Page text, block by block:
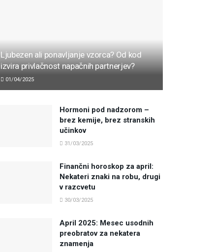
Ljubezen ali ponavljanje vzorca? Od kod
izvira privlačnost napačnih partnerjev?
01/04/2025
Hormoni pod nadzorom –
brez kemije, brez stranskih
učinkov
31/03/2025
Finančni horoskop za april:
Nekateri znaki na robu, drugi
v razcvetu
30/03/2025
April 2025: Mesec usodnih
preobratov za nekatera
znamenja